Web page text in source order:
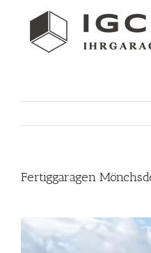
content
Fertiggaragen